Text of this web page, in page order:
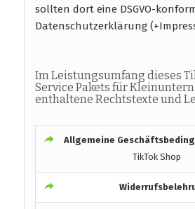
sollten dort eine DSGVO-
Datenschutzerklärung
Im Leistungsumfang dieses
Service Pakets für
enthaltene Rechtstexte und
Allgemeine
TikTok Shop